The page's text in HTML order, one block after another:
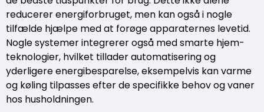
reducerer energiforbruget, men kan også i nogle
tilfælde hjælpe med at forøge apparaternes levetid.
Nogle systemer integrerer også med smarte hjem-
teknologier, hvilket tillader automatisering og
yderligere energibesparelse, eksempelvis kan varme
og køling tilpasses efter de specifikke behov og vaner
hos husholdningen.